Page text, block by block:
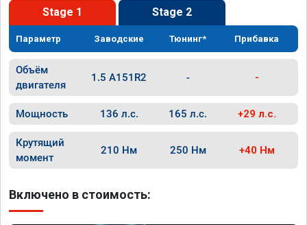
Stage 1 Stage 2
Параметр Заводские Тюнинг* Прибавка
Объём
двигателя
1.5 A151R2 - -
Мощность 136 л.с. 165 л.с. +29 л.с.
Крутящий
момент
210 Нм 250 Нм +40 Нм
Включено в стоимость: